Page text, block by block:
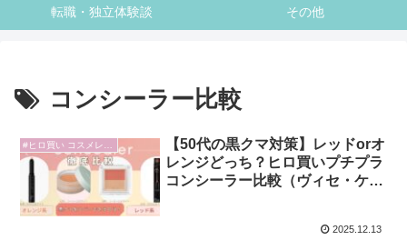
転職・独立体験談 その他
コンシーラー比較
【50代の黒クマ対策】レッドorオ
レンジどっち？ヒロ買いプチプラ
コンシーラー比較（ヴィセ・ケイ
2025.12.13